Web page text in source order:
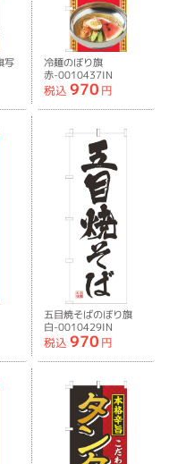
写
冷麺のぼり旗
赤-0010437IN
税込 970 円
五目焼そばのぼり旗
白-0010429IN
税込 970 円